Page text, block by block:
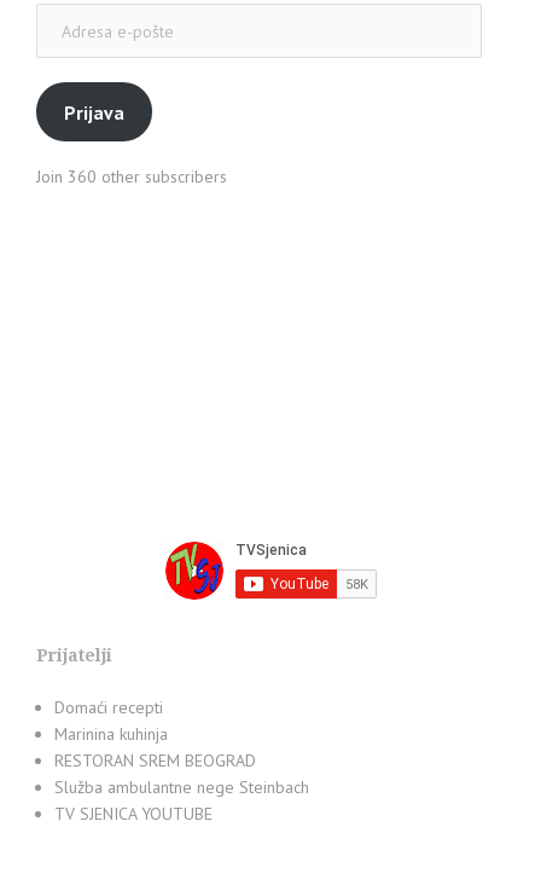
pošte
Prijava
Join 360 other subscribers
Prijatelji
Domaći recepti
Marinina kuhinja
RESTORAN SREM BEOGRAD
Služba ambulantne nege Steinbach
TV SJENICA YOUTUBE